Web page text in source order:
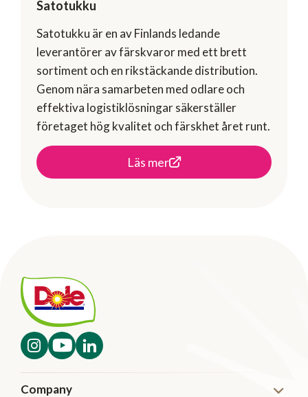
Satotukku
Satotukku är en av Finlands ledande
leverantörer av färskvaror med ett brett
sortiment och en rikstäckande distribution.
Genom nära samarbeten med odlare och
effektiva logistiklösningar säkerställer
företaget hög kvalitet och färskhet året runt.
Läs mer
Company